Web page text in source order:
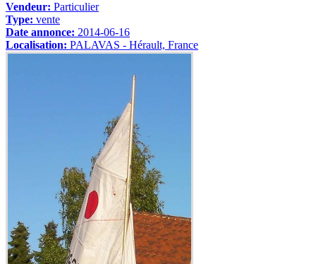
Vendeur: Particulier
Type: vente
Date annonce: 2014-06-16
Localisation: PALAVAS - Hérault, France